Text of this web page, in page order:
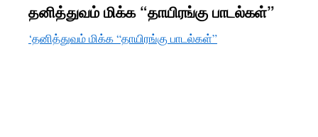
தனித்துவம் மிக்க “தாயிரங்கு பாடல்கள்”
‘தனித்துவம் மிக்க “தாயிரங்கு பாடல்கள்”